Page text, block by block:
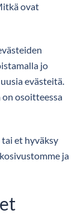
ovat
jo
evästeitä.
osoitteessa
et hyväksy
ja